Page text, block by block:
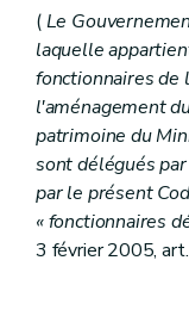
Art. 74
Art. 75
Titre IV Des
Chapitre
Art. 76
Art. 77
Chapitre II
Art. 78
Art. 79
Chapitre III
Art. 80
Art. 81
(Le
laquelle
fonctionnaires de
l'aménagement
patrimoine du
sont délégués
par le présent
« fonctionnaires
3 février 2005,